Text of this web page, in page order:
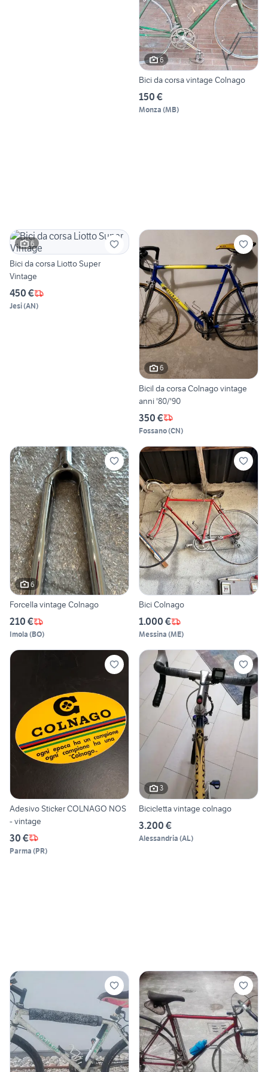
6
Bici da corsa vintage Colnago
150 €
Monza (MB)
6
Bici da corsa Liotto Super
Vintage
450 €
Jesi(AN)
6
Bicil da corsa Colnago vintage
anni '80/'90
350 €
Fossano(CN)
6
Forcella vintage Colnago
210 €
Imola (BO)
Bici Colnago
1.000 €
Messina (ME)
Adesivo Sticker COLNAGO NOS
- vintage
30 €
Parma (PR)
3
Bicicletta vintage colnago
3.200 €
Alessandria (AL)